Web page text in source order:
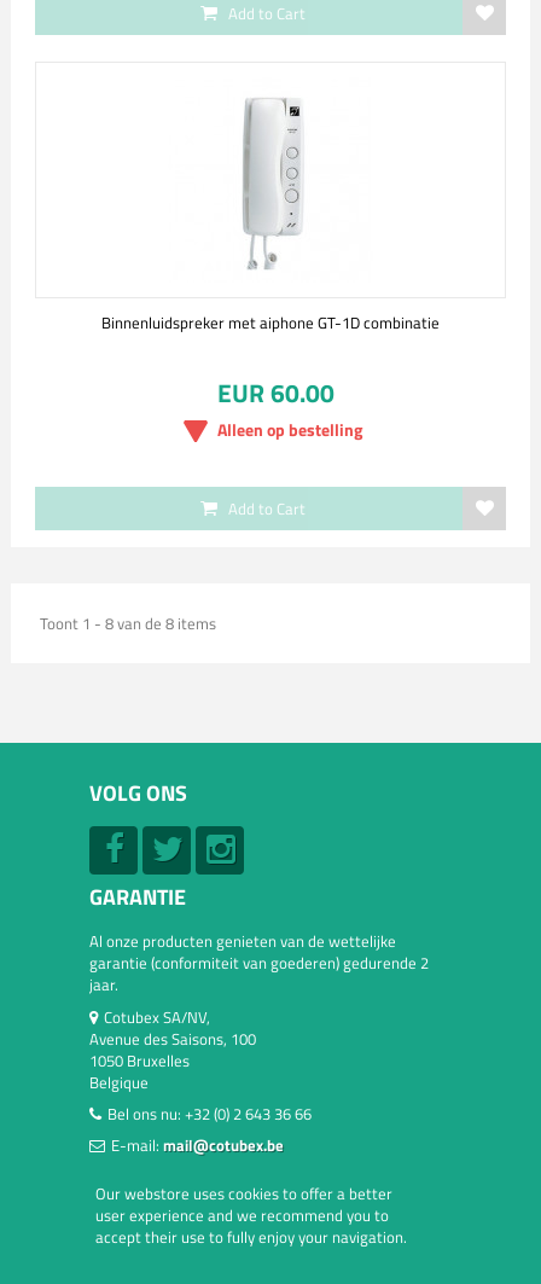
Add to Cart
Binnenluidspreker met aiphone GT-1D combinatie
EUR 60.00
Alleen op bestelling
Add to Cart
Toont 1 - 8 van de 8 items
VOLG ONS
GARANTIE
Al onze producten genieten van de wettelijke
garantie (conformiteit van goederen) gedurende 2
jaar.
Cotubex SA/NV,
Avenue des Saisons, 100
1050 Bruxelles
Belgique
Bel ons nu: +32 (0) 2 643 36 66
E-mail: mail@cotubex.be
Our webstore uses cookies to offer a better
user experience and we recommend you to
accept their use to fully enjoy your navigation.